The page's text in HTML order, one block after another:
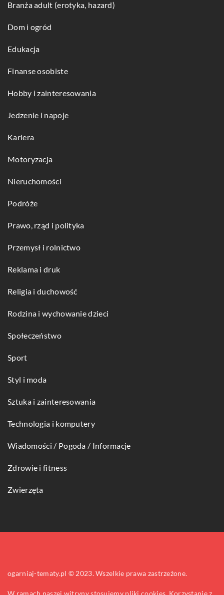
Branża adult (erotyka, hazard)
Dom i ogród
Edukacja
Finanse osobiste
Hobby i zainteresowania
Jedzenie i napoje
Kariera
Motoryzacja
Nieruchomości
Podróże
Prawo, rząd i polityka
Przemysł i rolnictwo
Reklama i druk
Religia i duchowość
Rodzina i wychowanie dzieci
Społeczeństwo
Sport
Styl i moda
Sztuka i zainteresowania
Technologia i komputery
Wiadomości / Pogoda / Informacje
Zdrowie i fitness
Zwierzęta
ogarniaj-tematy.pl © 2023. Wszelkie prawa zastrzeżone.